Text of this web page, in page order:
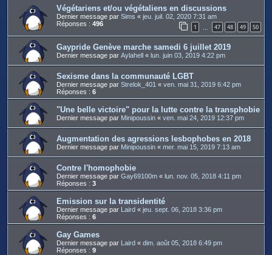
Végétariens et/ou végétaliens en discussions
Dernier message par Sims « jeu. juil. 02, 2020 7:31 am
Réponses : 496 1 47 48 49 50
Gaypride Genève marche samedi 6 juillet 2019
Dernier message par Aylahell « lun. juin 03, 2019 4:22 pm
Sexisme dans la communauté LGBT
Dernier message par Strelok_401 « ven. mai 31, 2019 6:42 pm
Réponses : 6
"Une belle victoire" pour la lutte contre la transphobie
Dernier message par Minipoussin « ven. mai 24, 2019 12:37 pm
Augmentation des agressions lesbophobes en 2018
Dernier message par Minipoussin « mer. mai 15, 2019 7:13 am
Contre l'homophobie
Dernier message par Gay69100m « lun. nov. 05, 2018 4:11 pm
Réponses : 3
Emission sur la transidentité
Dernier message par Laird « jeu. sept. 06, 2018 3:36 pm
Réponses : 6
Gay Games
Dernier message par Laird « dim. août 05, 2018 6:49 pm
Réponses : 9